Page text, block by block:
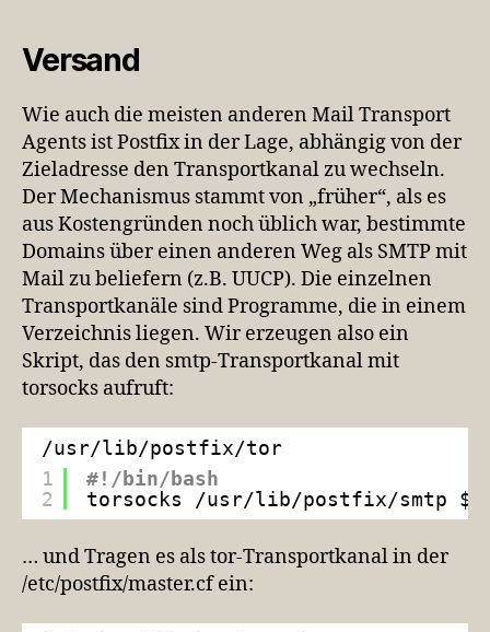
Versand
Wie auch die meisten anderen Mail Transport
Agents ist Postfix in der Lage, abhängig von der
Zieladresse den Transportkanal zu wechseln.
Der Mechanismus stammt von „früher“, als es
aus Kostengründen noch üblich war, bestimmte
Domains über einen anderen Weg als SMTP mit
Mail zu beliefern (z.B. UUCP). Die einzelnen
Transportkanäle sind Programme, die in einem
Verzeichnis liegen. Wir erzeugen also ein
Skript, das den smtp-Transportkanal mit
torsocks aufruft:
/usr/lib/postfix/tor
1
2
#!/bin/bash
torsocks /usr/lib/postfix/smtp $@
… und Tragen es als tor-Transportkanal in der
/etc/postfix/master.cf ein: